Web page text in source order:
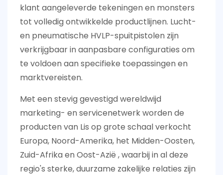
klant aangeleverde tekeningen en monsters
tot volledig ontwikkelde productlijnen. Lucht-
en pneumatische HVLP-spuitpistolen zijn
verkrijgbaar in aanpasbare configuraties om
te voldoen aan specifieke toepassingen en
marktvereisten.
Met een stevig gevestigd wereldwijd
marketing- en servicenetwerk worden de
producten van Lis op grote schaal verkocht
Europa, Noord-Amerika, het Midden-Oosten,
Zuid-Afrika en Oost-Azië , waarbij in al deze
regio's sterke, duurzame zakelijke relaties zijn